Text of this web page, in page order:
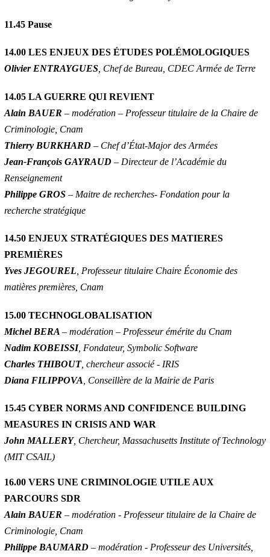
11.45 Pause
14.00 LES ENJEUX DES ÉTUDES POLÉMOLOGIQUES
Olivier ENTRAYGUES, Chef de Bureau, CDEC Armée de Terre
14.05 LA GUERRE QUI REVIENT
Alain BAUER – modération – Professeur titulaire de la Chaire de
Criminologie, Cnam
Thierry BURKHARD – Chef d’État-Major des Armées
Jean-François GAYRAUD – Directeur de l’Académie du
Renseignement
Philippe GROS – Maitre de recherches- Fondation pour la
recherche stratégique
14.50 ENJEUX STRATÉGIQUES DES MATIERES
PREMIÈRES
Yves JEGOUREL , Professeur titulaire Chaire Économie des
matières premières, Cnam
15.00 TECHNOGLOBALISATION
Michel BERA – modération – Professeur émérite du Cnam
Nadim KOBEISSI, Fondateur, Symbolic Software
Charles THIBOUT, chercheur associé - IRIS
Diana FILIPPOVA , Conseillère de la Mairie de Paris
15.45 CYBER NORMS AND CONFIDENCE BUILDING
MEASURES IN CRISIS AND WAR
John MALLERY, Chercheur, Massachusetts Institute of Technology
(MIT CSAIL)
16.00 VERS UNE CRIMINOLOGIE UTILE AUX
PARCOURS SDR
Alain BAUER – modération - Professeur titulaire de la Chaire de
Criminologie, Cnam
Philippe BAUMARD – modération - Professeur des Universités,